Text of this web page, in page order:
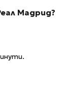
Мадрид?